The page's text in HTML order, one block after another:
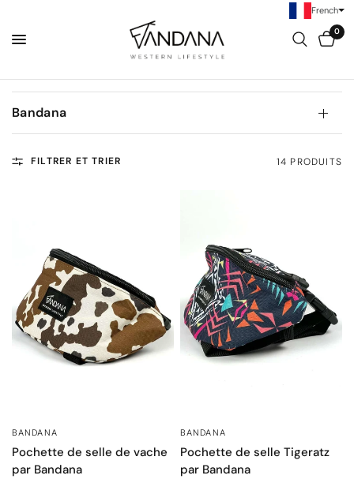
0
Bandana
FILTRER ET TRIER 14 PRODUITS
BANDANA
Pochette de selle de vache
par Bandana
BANDANA
Pochette de selle Tigeratz
par Bandana
French